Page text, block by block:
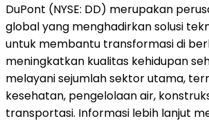
DuPont (NYSE: DD) merupakan
global yang menghadirkan solusi
untuk membantu transformasi di
meningkatkan kualitas kehidupan
melayani sejumlah sektor utama,
kesehatan, pengelolaan air,
transportasi. Informasi lebih lanjut